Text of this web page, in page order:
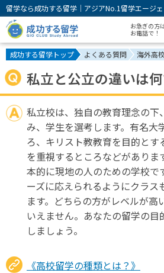
留学なら成功する留学｜アジアNo.1留学エージ
お急ぎの方
お電話で！
成功する留学トップ よくある質問 海外高
私立と公立の違いは
私立校は、独自の教育理念の下
み、学生を選考します。有名大
ろ、キリスト教教育を目的とす
を重視するところなどがありま
本的に現地の人のための学校で
ーズに応えられるようにクラス
ます。どちらの方がレベルが高
いえません。あなたの留学の
しましょう。
《高校留学の種類とは？》